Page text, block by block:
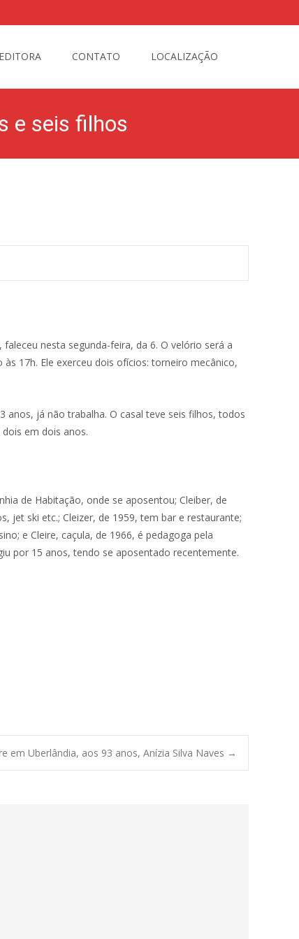
CONTATO LOCALIZAÇÃO
e seis filhos
nesta segunda-feira, da 6. O velório será a
17h. Ele exerceu dois ofícios: torneiro mecânico,
anos, já não trabalha. O casal teve seis filhos, todos
em dois anos.
de Habitação, onde se aposentou; Cleiber, de
jet ski etc.; Cleizer, de 1959, tem bar e restaurante;
e Cleire, caçula, de 1966, é pedagoga pela
por 15 anos, tendo se aposentado recentemente.
em Uberlândia, aos 93 anos, Anízia Silva Naves →